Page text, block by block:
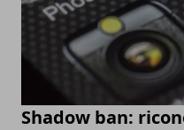
Shadow ban: